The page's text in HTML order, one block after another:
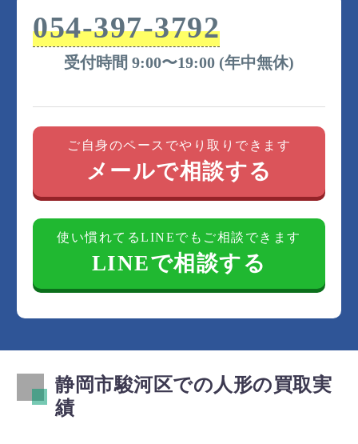
054-397-3792
受付時間 9:00〜19:00 (年中無休)
ご自身のペースでやり取りできます
メールで相談する
使い慣れてるLINEでもご相談できます
LINEで相談する
静岡市駿河区での人形の買取実
績